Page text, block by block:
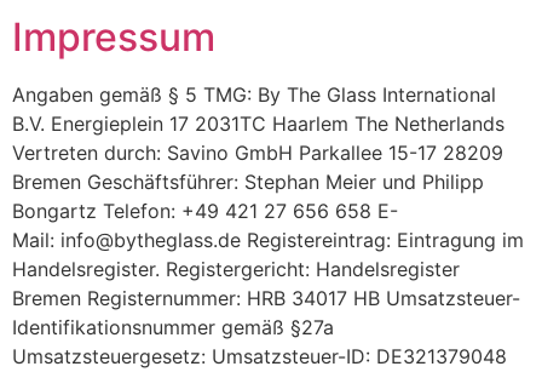
Impressum
Angaben gemäß § 5 TMG: By The Glass International
B.V. Energieplein 17 2031TC Haarlem The Netherlands
Vertreten durch: Savino GmbH Parkallee 15-17 28209
Bremen Geschäftsführer: Stephan Meier und Philipp
Bongartz Telefon: +49 421 27 656 658 E-
Mail: info@bytheglass.de Registereintrag: Eintragung im
Handelsregister. Registergericht: Handelsregister
Bremen Registernummer: HRB 34017 HB Umsatzsteuer-
Identifikationsnummer gemäß §27a
Umsatzsteuergesetz: Umsatzsteuer-ID: DE321379048